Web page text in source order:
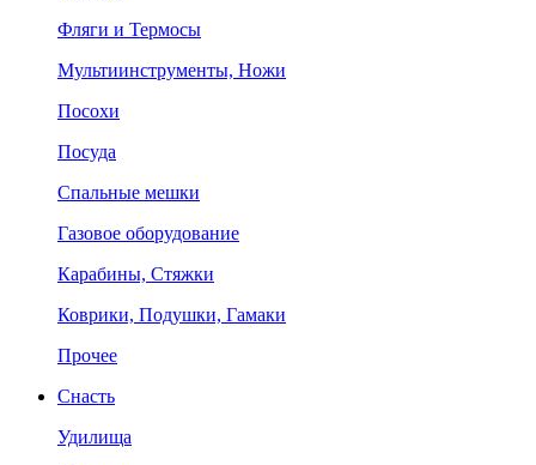
Фляги и Термосы
Мультиинструменты, Ножи
Посохи
Посуда
Спальные мешки
Газовое оборудование
Карабины, Стяжки
Коврики, Подушки, Гамаки
Прочее
Снасть
Удилища